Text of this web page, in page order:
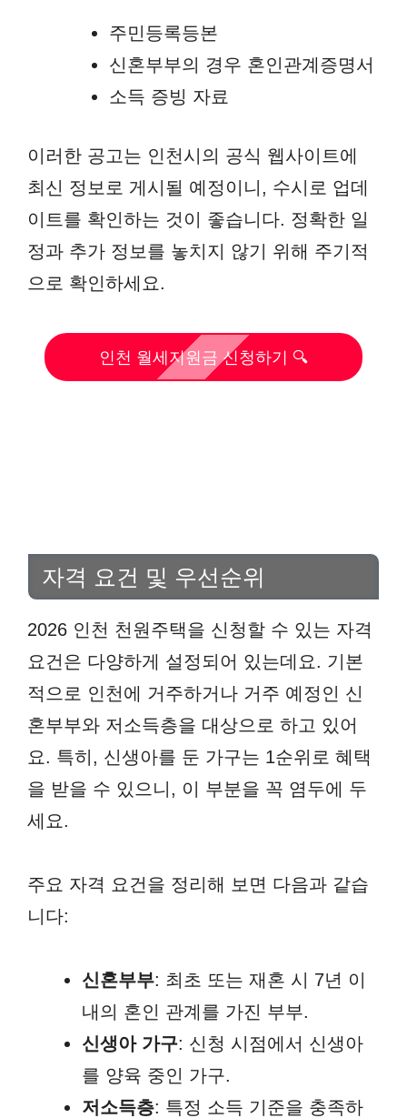
주민등록등본
신혼부부의 경우 혼인관계증명서
소득 증빙 자료
이러한 공고는 인천시의 공식 웹사이트에
최신 정보로 게시될 예정이니, 수시로 업데
이트를 확인하는 것이 좋습니다. 정확한 일
정과 추가 정보를 놓치지 않기 위해 주기적
으로 확인하세요.
인천 월세지원금 신청하기 🔍
자격 요건 및 우선순위
2026 인천 천원주택을 신청할 수 있는 자격
요건은 다양하게 설정되어 있는데요. 기본
적으로 인천에 거주하거나 거주 예정인 신
혼부부와 저소득층을 대상으로 하고 있어
요. 특히, 신생아를 둔 가구는 1순위로 혜택
을 받을 수 있으니, 이 부분을 꼭 염두에 두
세요.
주요 자격 요건을 정리해 보면 다음과 같습
니다:
신혼부부: 최초 또는 재혼 시 7년 이
내의 혼인 관계를 가진 부부.
신생아 가구: 신청 시점에서 신생아
를 양육 중인 가구.
저소득층: 특정 소득 기준을 충족하